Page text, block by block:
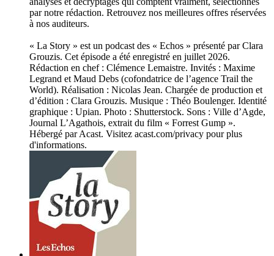
par notre rédaction. Retrouvez nos meilleures offres réservées
à nos auditeurs.
« La Story » est un podcast des « Echos » présenté par Clara
Grouzis. Cet épisode a été enregistré en juillet 2026.
Rédaction en chef : Clémence Lemaistre. Invités : Maxime
Legrand et Maud Debs (cofondatrice de l’agence Trail the
World). Réalisation : Nicolas Jean. Chargée de production et
d’édition : Clara Grouzis. Musique : Théo Boulenger. Identité
graphique : Upian. Photo : Shutterstock. Sons : Ville d’Agde,
Journal L’Agathois, extrait du film « Forrest Gump ».
Hébergé par Acast. Visitez acast.com/privacy pour plus
d'informations.